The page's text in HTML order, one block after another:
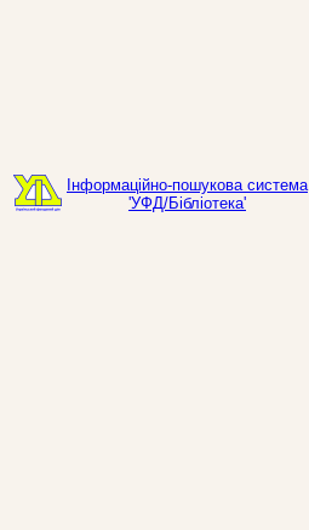
Інформаційно-пошукова система
'УФД/Бібліотека'